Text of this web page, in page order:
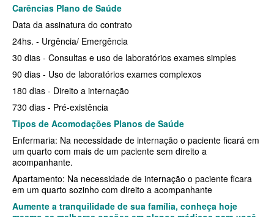
CUIDAR ME PLANO DE SAÚDE FAMILIAR
GNDI PLANO DE SAÚDE FAMILIAR
INTERCLINICAS PLANO DE SAÚDE FAMILIAR
KIPP PLANO DE SAÚDE FAMILIAR
MED TOUR PLANO DE SAÚDE FAMILIAR
MEDICAL HEALTH PLANO DE SAÚDE FAMILIAR
Carências Plano de Saúde
Data da assinatura do contrato
24hs. - Urgência/ Emergência
30 dias - Consultas e uso de laboratórios exames simples
90 dias - Uso de laboratórios exames complexos
180 dias - Direito a internação
730 dias - Pré-existência
Tipos de Acomodações Planos de Saúde
Enfermaria: Na necessidade de internação o paciente ficará em
um quarto com mais de um paciente sem direito a
acompanhante.
Apartamento: Na necessidade de internação o paciente ficara
em um quarto sozinho com direito a acompanhante
Aumente a tranquilidade de sua família, conheça hoje